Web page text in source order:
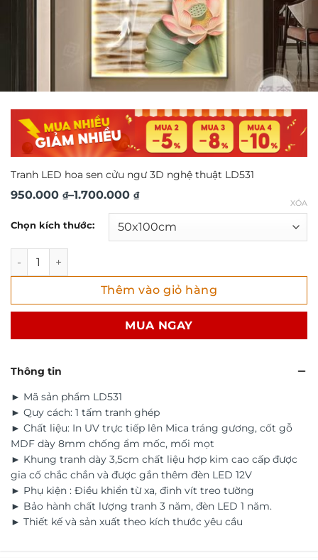
Tranh LED hoa sen cửu ngư 3D nghệ thuật LD531
950.000 ₫–1.700.000 ₫
Khoảng
950.000 ₫
đến
1.700.000 ₫
Chọn kích thước:
XÓA
Tranh LED hoa sen cửu ngư 3D nghệ thuật LD531 số lượng
Thêm vào giỏ hàng
MUA NGAY
Thông tin
► Mã sản phẩm LD531
► Quy cách: 1 tấm tranh ghép
► Chất liệu: In UV trực tiếp lên Mica tráng gương, cốt gỗ
MDF dày 8mm chống ẩm mốc, mối mọt
► Khung tranh dày 3,5cm chất liệu hợp kim cao cấp được
gia cố chắc chắn và được gắn thêm đèn LED 12V
► Phụ kiện : Điều khiển từ xa, đinh vít treo tường
► Bảo hành chất lượng tranh 3 năm, đèn LED 1 năm.
► Thiết kế và sản xuất theo kích thước yêu cầu